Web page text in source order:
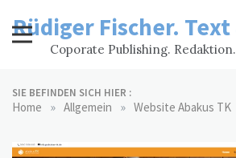
content
Rüdiger Fischer.
Coporate Publishing.
SIE BEFINDEN SICH HIER :
Home » Allgemein » Website Abakus TK